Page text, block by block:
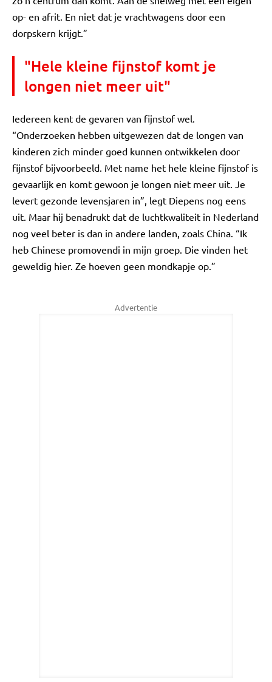
op- en afrit. En niet dat je vrachtwagens door een
dorpskern krijgt.”
"Hele kleine fijnstof komt je
longen niet meer uit"
Iedereen kent de gevaren van fijnstof wel.
“Onderzoeken hebben uitgewezen dat de longen van
kinderen zich minder goed kunnen ontwikkelen door
fijnstof bijvoorbeeld. Met name het hele kleine fijnstof is
gevaarlijk en komt gewoon je longen niet meer uit. Je
levert gezonde levensjaren in”, legt Diepens nog eens
uit. Maar hij benadrukt dat de luchtkwaliteit in Nederland
nog veel beter is dan in andere landen, zoals China. “Ik
heb Chinese promovendi in mijn groep. Die vinden het
geweldig hier. Ze hoeven geen mondkapje op.”
Advertentie